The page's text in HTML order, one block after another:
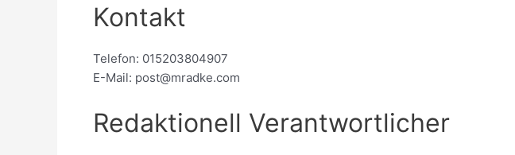
Kontakt
Telefon: 015203804907
E-Mail: post@mradke.com
Redaktionell Verantwortlicher